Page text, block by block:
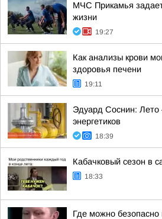
МЧС Прикамья
жизни
19:27
Как анализы крови
здоровья печени
19:11
Эдуард Соснин:
энергетиков
18:39
Кабачковый сезон в
18:33
Где можно безопасно